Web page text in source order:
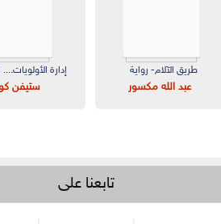
طريق الآلام- رواية
عبد الله مكسور
إدارة الأولويات....
ستيفن
تابعنا على